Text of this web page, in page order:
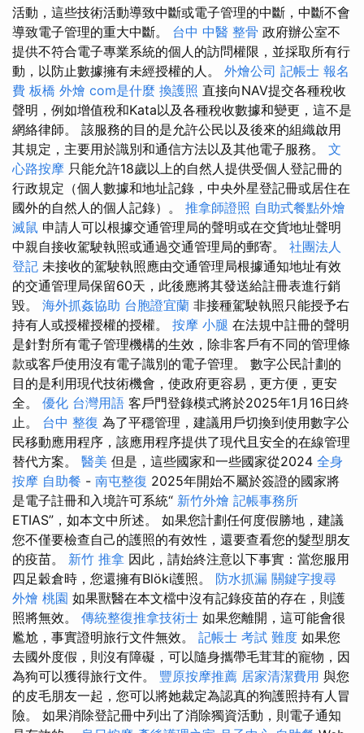
活動，這些技術活動導致中斷或電子管理的中斷，中斷不會
導致電子管理的重大中斷。 台中 中醫 整骨 政府辦公室不
提供不符合電子專業系統的個人的訪問權限，並採取所有行
動，以防止數據擁有未經授權的人。 外燴公司 記帳士 報名
費 板橋 外燴 com是什麼 換護照 直接向NAV提交各種稅收
聲明，例如增值稅和Kata以及各種稅收數據和變更，這不是
網絡律師。 該服務的目的是允許公民以及後來的組織啟用
其規定，主要用於識別和通信方法以及其他電子服務。 文
心路按摩 只能允許18歲以上的自然人提供受個人登記冊的
行政規定（個人數據和地址記錄，中央外星登記冊或居住在
國外的自然人的個人記錄）。 推拿師證照 自助式餐點外燴
滅鼠 申請人可以根據交通管理局的聲明或在交貨地址聲明
中親自接收駕駛執照或通過交通管理局的郵寄。 社團法人
登記 未接收的駕駛執照應由交通管理局根據通知地址有效
的交通管理局保留60天，此後應將其發送給註冊表進行銷
毀。 海外抓姦協助 台胞證宜蘭 非接種駕駛執照只能授予右
持有人或授權授權的授權。 按摩 小腿 在法規中註冊的聲明
是針對所有電子管理機構的生效，除非客戶有不同的管理條
款或客戶使用沒有電子識別的電子管理。 數字公民計劃的
目的是利用現代技術機會，使政府更容易，更方便，更安
全。 優化 台灣用語 客戶門登錄模式將於2025年1月16日終
止。 台中 整復 為了平穩管理，建議用戶切換到使用數字公
民移動應用程序，該應用程序提供了現代且安全的在線管理
替代方案。 醫美 但是，這些國家和一些國家從2024 全身
按摩 自助餐 - 南屯整復 2025年開始不屬於簽證的國家將
是電子註冊和入境許可系統“ 新竹外燴 記帳事務所
ETIAS”，如本文中所述。 如果您計劃任何度假勝地，建議
您不僅要檢查自己的護照的有效性，還要查看您的髮型朋友
的疫苗。 新竹 推拿 因此，請始終注意以下事實：當您服用
四足穀倉時，您還擁有Blöki護照。 防水抓漏 關鍵字搜尋
外燴 桃園 如果獸醫在本文檔中沒有記錄疫苗的存在，則護
照將無效。 傳統整復推拿技術士 如果您離開，這可能會很
尷尬，事實證明旅行文件無效。 記帳士 考試 難度 如果您
去國外度假，則沒有障礙，可以隨身攜帶毛茸茸的寵物，因
為狗可以獲得旅行文件。 豐原按摩推薦 居家清潔費用 與您
的皮毛朋友一起，您可以將她裁定為認真的狗護照持有人冒
險。 如果消除登記冊中列出了消除獨資活動，則電子通知